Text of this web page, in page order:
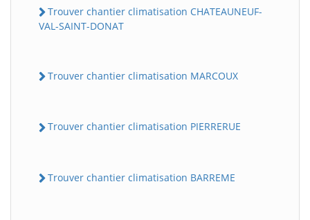
Trouver chantier climatisation CHATEAUNEUF-
VAL-SAINT-DONAT
Trouver chantier climatisation MARCOUX
Trouver chantier climatisation PIERRERUE
Trouver chantier climatisation BARREME